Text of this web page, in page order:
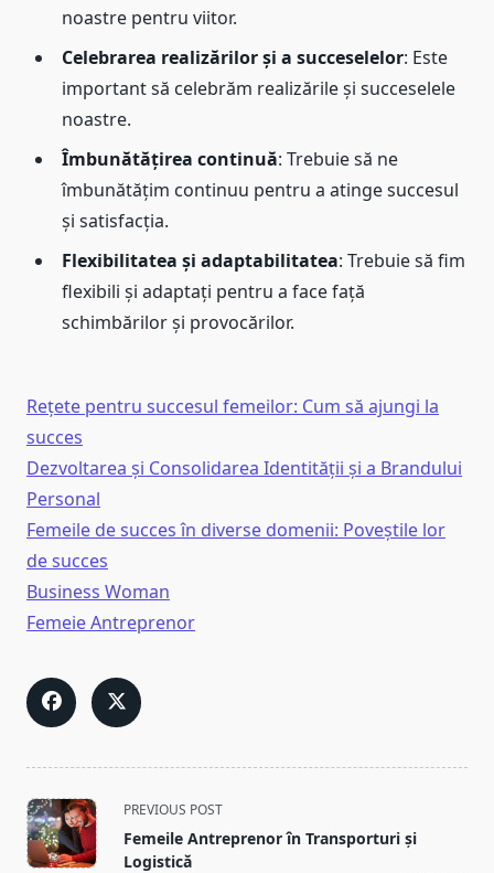
noastre pentru viitor.
Celebrarea realizărilor și a succeselelor: Este
important să celebrăm realizările și succeselele
noastre.
Îmbunătățirea continuă: Trebuie să ne
îmbunătățim continuu pentru a atinge succesul
și satisfacția.
Flexibilitatea și adaptabilitatea: Trebuie să fim
flexibili și adaptați pentru a face față
schimbărilor și provocărilor.
Rețete pentru succesul femeilor: Cum să ajungi la
succes
Dezvoltarea și Consolidarea Identității și a Brandului
Personal
Femeile de succes în diverse domenii: Poveștile lor
de succes
Business Woman
Femeie Antreprenor
<span
class="nav-
subtitle
PREVIOUS POST
Femeile Antreprenor în Transporturi și
Logistică